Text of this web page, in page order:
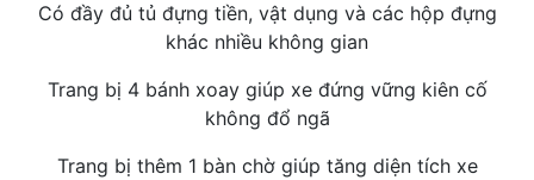
Có đầy đủ tủ đựng tiền, vật dụng và các hộp đựng
khác nhiều không gian
Trang bị 4 bánh xoay giúp xe đứng vững kiên cố
không đổ ngã
Trang bị thêm 1 bàn chờ giúp tăng diện tích xe